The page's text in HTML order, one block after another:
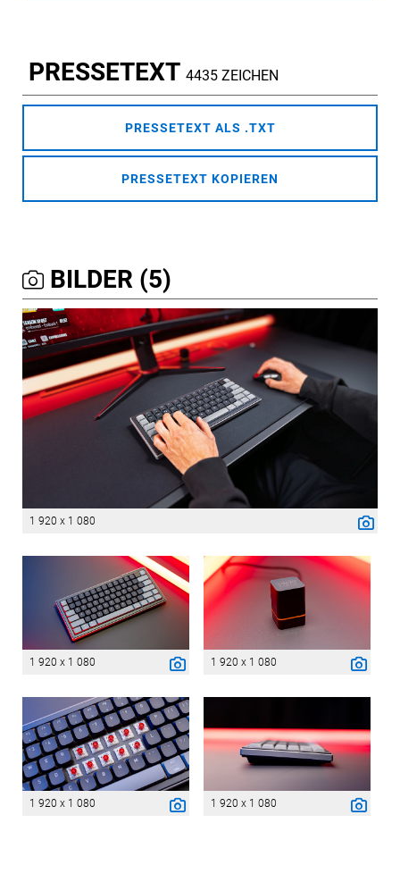
PRESSETEXT 4435 ZEICHEN
PRESSETEXT ALS .TXT
PRESSETEXT KOPIEREN
BILDER (5)
1 920 x 1 080
1 920 x 1 080 1 920 x 1 080
1 920 x 1 080 1 920 x 1 080